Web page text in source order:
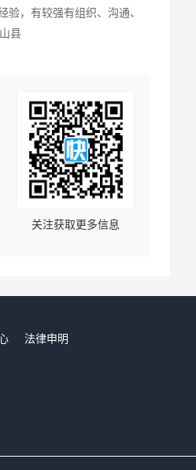
验，有较强有组织、沟通、
县
关注获取更多信息
法律申明